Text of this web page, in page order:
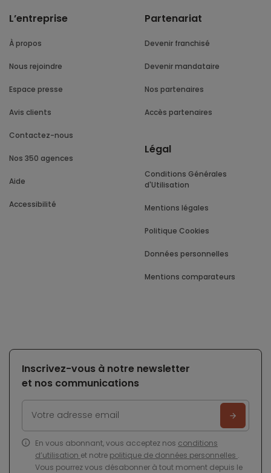
L’entreprise
À propos
Nous rejoindre
Espace presse
Avis clients
Contactez-nous
Nos 350 agences
Aide
Accessibilité
Partenariat
Devenir franchisé
Devenir mandataire
Nos partenaires
Accès partenaires
Légal
Conditions Générales
d'Utilisation
Mentions légales
Politique Cookies
Données personnelles
Mentions comparateurs
Inscrivez-vous à notre newsletter
et nos communications
En vous abonnant, vous acceptez nos conditions
d’utilisation et notre politique de données personnelles .
Vous pourrez vous désabonner à tout moment depuis le